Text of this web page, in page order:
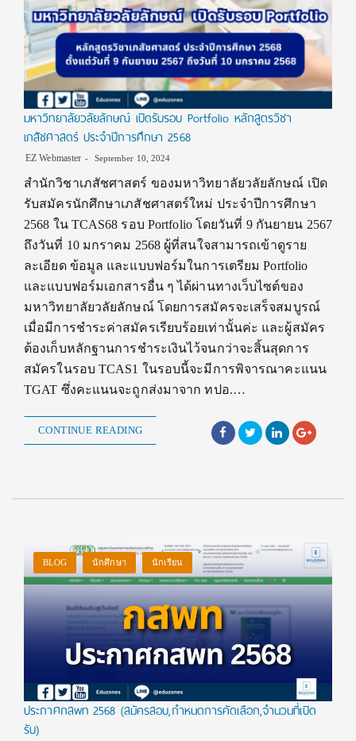
มหาวิทยาลัยวลัยลักษณ์ เปิดรับรอบ Portfolio หลักสูตรวิชา
เภสัชศาสตร์ ประจำปีการศึกษา 2568
EZ Webmaster September 10, 2024
สำนักวิชาเภสัชศาสตร์ ของมหาวิทยาลัยวลัยลักษณ์ เปิด
รับสมัครนักศึกษาเภสัชศาสตร์ใหม่ ประจำปีการศึกษา
2568 ใน TCAS68 รอบ Portfolio โดยวันที่ 9 กันยายน 2567
ถึงวันที่ 10 มกราคม 2568 ผู้ที่สนใจสามารถเข้าดูราย
ละเอียด ข้อมูล และแบบฟอร์มในการเตรียม Portfolio
และแบบฟอร์มเอกสารอื่น ๆ ได้ผ่านทางเว็บไซต์ของ
มหาวิทยาลัยวลัยลักษณ์ โดยการสมัครจะเสร็จสมบูรณ์
เมื่อมีการชำระค่าสมัครเรียบร้อยเท่านั้นค่ะ และผู้สมัคร
ต้องเก็บหลักฐานการชำระเงินไว้จนกว่าจะสิ้นสุดการ
สมัครในรอบ TCAS1 ในรอบนี้จะมีการพิจารณาคะแนน
TGAT ซึ่งคะแนนจะถูกส่งมาจาก ทปอ.…
CONTINUE READING
BLOG นักศึกษา นักเรียน
ประกาศกสพท 2568 (สมัครสอบ,กำหนดการคัดเลือก,จำนวนที่เปิด
รับ)